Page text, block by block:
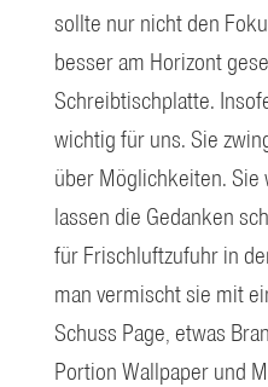
sollte nur nicht den
besser am Horizont
Schreibtischplatte.
wichtig für uns. Sie
über Möglichkeiten. Sie
lassen die Gedanken
für Frischluftzufuhr in
man vermischt sie mit
Schuss Page, etwas
Portion Wallpaper und